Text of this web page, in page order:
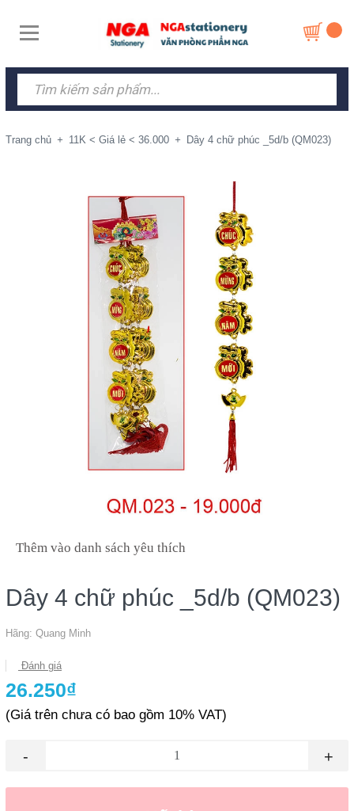
Trang chủ + 11K < Giá lẻ < 36.000 + Dây 4 chữ phúc _5d/b (QM023)
Thêm vào danh sách yêu thích
Dây 4 chữ phúc _5d/b (QM023)
Hãng: Quang Minh
Đánh giá
26.250₫
(Giá trên chưa có bao gồm 10% VAT)
- +